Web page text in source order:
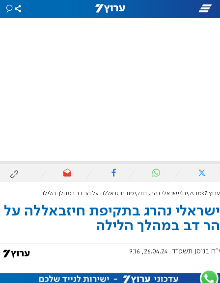
ערוץ 7 מבזקים ישראלי נהרג בתקיפת חיזבאללה על הר דב במהלך הלילה
ישראלי נהרג בתקיפת חיזבאללה על
הר דב במהלך הלילה
י"ח בניסן תשפ"ד 26.04.24, 9:16